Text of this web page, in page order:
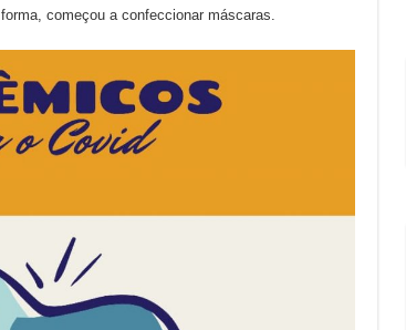
começou a confeccionar máscaras.